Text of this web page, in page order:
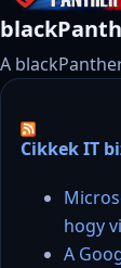
A
Cikkek IT
hogy
A